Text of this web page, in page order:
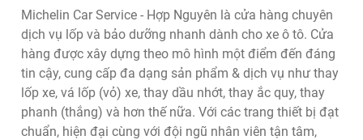
Michelin Car Service - Hợp Nguyên là cửa hàng chuyên
dịch vụ lốp và bảo dưỡng nhanh dành cho xe ô tô. Cửa
hàng được xây dựng theo mô hình một điểm đến đáng
tin cậy, cung cấp đa dạng sản phẩm & dịch vụ như thay
lốp xe, vá lốp (vỏ) xe, thay dầu nhớt, thay ắc quy, thay
phanh (thắng) và hơn thế nữa. Với các trang thiết bị đạt
chuẩn, hiện đại cùng với đội ngũ nhân viên tận tâm,